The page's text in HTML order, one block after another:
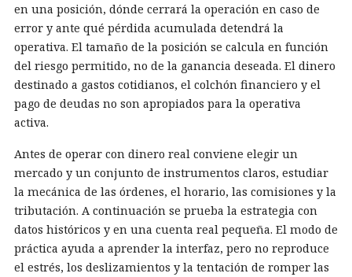
en una posición, dónde cerrará la operación en caso de
error y ante qué pérdida acumulada detendrá la
operativa. El tamaño de la posición se calcula en función
del riesgo permitido, no de la ganancia deseada. El dinero
destinado a gastos cotidianos, el colchón financiero y el
pago de deudas no son apropiados para la operativa
activa.
Antes de operar con dinero real conviene elegir un
mercado y un conjunto de instrumentos claros, estudiar
la mecánica de las órdenes, el horario, las comisiones y la
tributación. A continuación se prueba la estrategia con
datos históricos y en una cuenta real pequeña. El modo de
práctica ayuda a aprender la interfaz, pero no reproduce
el estrés, los deslizamientos y la tentación de romper las